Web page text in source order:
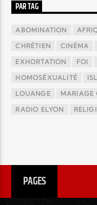
PAR TAG
ABOMINATION
CHRÉTIEN CINÉMA
EXHORTATION FOI
HOMOSÉXUALITÉ
LOUANGE MARIAGE
RADIO ELYON
PAGES